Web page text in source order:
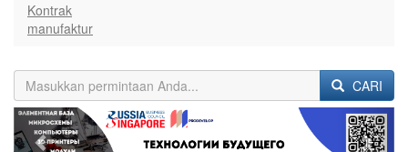
Kontrak
manufaktur
CARI
Previous Next